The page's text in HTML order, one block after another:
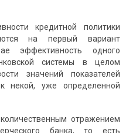
кредитной политики
на первый вариант
эффективность одного
системы в целом
значений показателей
некой, уже определенной
отражением
банка, то есть